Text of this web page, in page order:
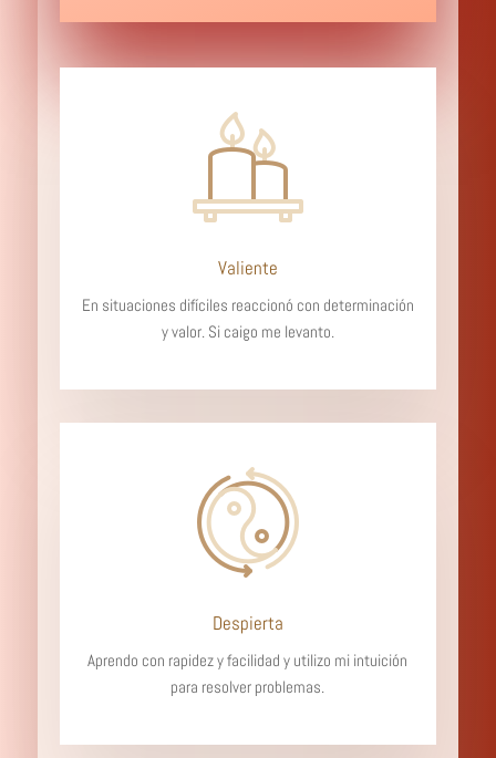
Valiente
En situaciones difíciles reaccionó con determinación
y valor. Si caigo me levanto.
Despierta
Aprendo con rapidez y facilidad y utilizo mi intuición
para resolver problemas.